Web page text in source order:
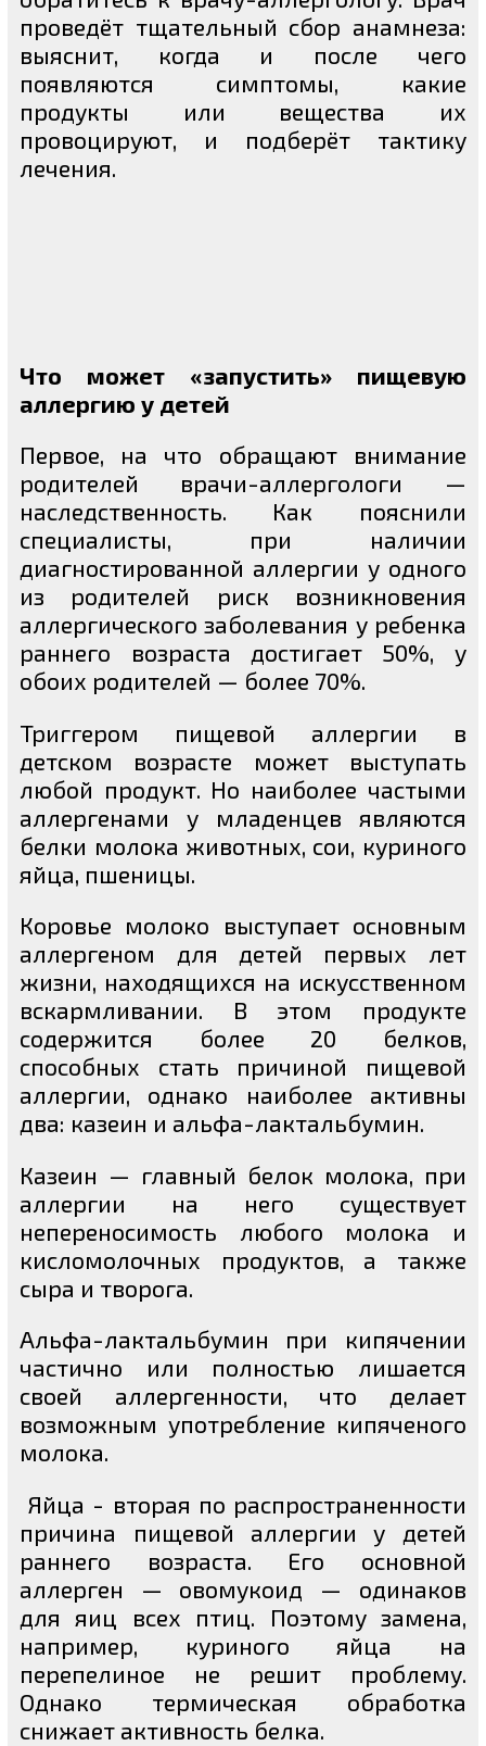
проведёт тщательный сбор анамнеза:
выяснит, когда и после чего
появляются симптомы, какие
продукты или вещества их
провоцируют, и подберёт тактику
лечения.
Что может «запустить» пищевую
аллергию у детей
Первое, на что обращают внимание
родителей врачи-аллергологи —
наследственность. Как пояснили
специалисты, при наличии
диагностированной аллергии у одного
из родителей риск возникновения
аллергического заболевания у ребенка
раннего возраста достигает 50%, у
обоих родителей — более 70%.
Триггером пищевой аллергии в
детском возрасте может выступать
любой продукт. Но наиболее частыми
аллергенами у младенцев являются
белки молока животных, сои, куриного
яйца, пшеницы.
Коровье молоко выступает основным
аллергеном для детей первых лет
жизни, находящихся на искусственном
вскармливании. В этом продукте
содержится более 20 белков,
способных стать причиной пищевой
аллергии, однако наиболее активны
два: казеин и альфа-лактальбумин.
Казеин — главный белок молока, при
аллергии на него существует
непереносимость любого молока и
кисломолочных продуктов, а также
сыра и творога.
Альфа-лактальбумин при кипячении
частично или полностью лишается
своей аллергенности, что делает
возможным употребление кипяченого
молока.
Яйца - вторая по распространенности
причина пищевой аллергии у детей
раннего возраста. Его основной
аллерген — овомукоид — одинаков
для яиц всех птиц. Поэтому замена,
например, куриного яйца на
перепелиное не решит проблему.
Однако термическая обработка
снижает активность белка.